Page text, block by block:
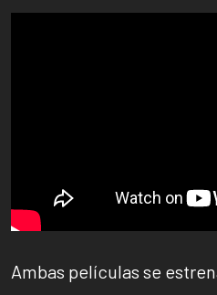
Ambas películas se